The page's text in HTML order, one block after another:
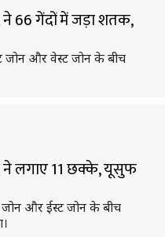
ने 66 गेंदों में जड़ा शतक,
जोन और वेस्ट जोन के बीच
ने लगाए 11 छक्के, यूसुफ
जोन और ईस्ट जोन के बीच